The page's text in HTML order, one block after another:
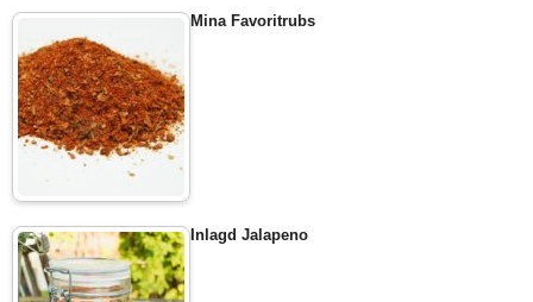
Mina Favoritrubs
Inlagd Jalapeno